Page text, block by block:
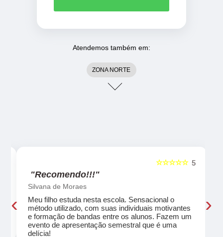
Atendemos também em:
ZONA NORTE
5
☆☆☆☆☆
"Recomendo!!!"
Silvana de Moraes
Meu filho estuda nesta escola. Sensacional o
método utilizado, com suas individuais motivantes
e formação de bandas entre os alunos. Fazem um
evento de apresentação semestral que é uma
delícia!
‹ ›